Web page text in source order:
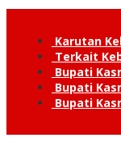
Karutan
Terkait
Bupati
Bupati
Bupati